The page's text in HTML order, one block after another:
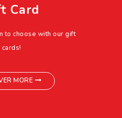
Card
to choose with our gift
cards!
MORE